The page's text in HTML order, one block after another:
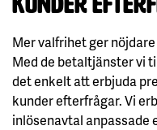
Mer valfrihet ger
Med de betaltjänster vi
det enkelt att erbjuda
kunder efterfrågar. Vi
inlösenavtal anpassade